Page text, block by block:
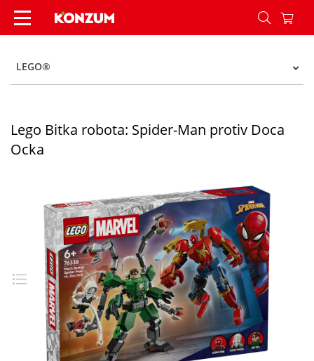
Lego Bitka robota: Spider-Man protiv Doca Ocka
LEGO®
Lego Bitka robota: Spider-Man protiv Doca
Ocka